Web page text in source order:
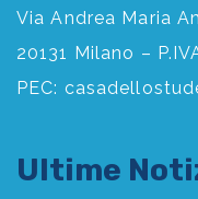
Via Andrea Maria
20131 Milano –
PEC:
Ultime